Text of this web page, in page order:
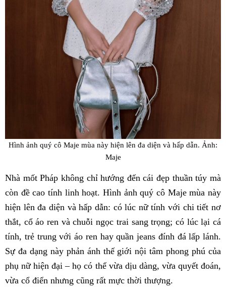
Hình ảnh quý cô Maje mùa này hiện lên đa diện và hấp dẫn. Ảnh:
Maje
Nhà mốt Pháp không chỉ hướng đến cái đẹp thuần túy mà
còn đề cao tính linh hoạt. Hình ảnh quý cô Maje mùa này
hiện lên đa diện và hấp dẫn: có lúc nữ tính với chi tiết nơ
thắt, cổ áo ren và chuỗi ngọc trai sang trọng; có lúc lại cá
tính, trẻ trung với áo ren hay quần jeans đính đá lấp lánh.
Sự đa dạng này phản ánh thế giới nội tâm phong phú của
phụ nữ hiện đại – họ có thể vừa dịu dàng, vừa quyết đoán,
vừa cổ điển nhưng cũng rất mực thời thượng.